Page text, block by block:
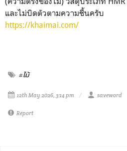
และไม่บิดตัวตามความชื้นครับ
https://khaimai.com/
#ไม้
12th May 2026, 3:14 pm saveword
Report